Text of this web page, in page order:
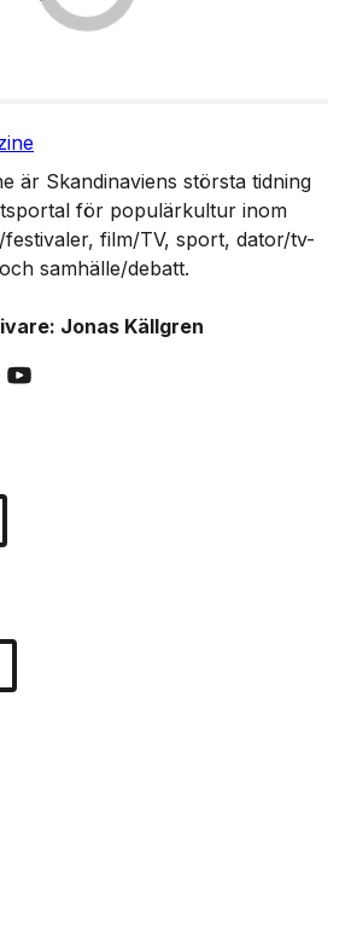
är Skandinaviens största tidning
för populärkultur inom
film/TV, sport, dator/tv-
samhälle/debatt.
Jonas Källgren